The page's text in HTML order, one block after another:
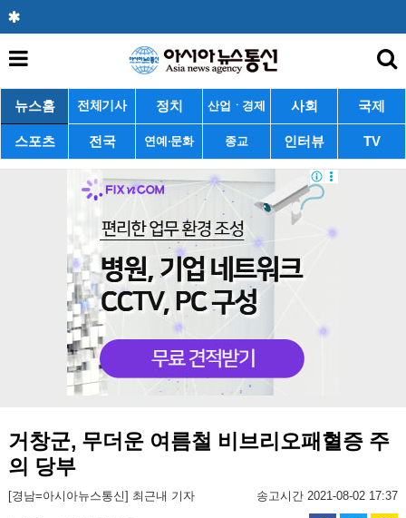
뉴스홈 전체기사 정치 산업ㆍ경제 사회 국제
스포츠 전국 연예·문화 종교 인터뷰 TV
거창군, 무더운 여름철 비브리오패혈증 주
의 당부
[경남=아시아뉴스통신] 최근내 기자 송고시간 2021-08-02 17:37